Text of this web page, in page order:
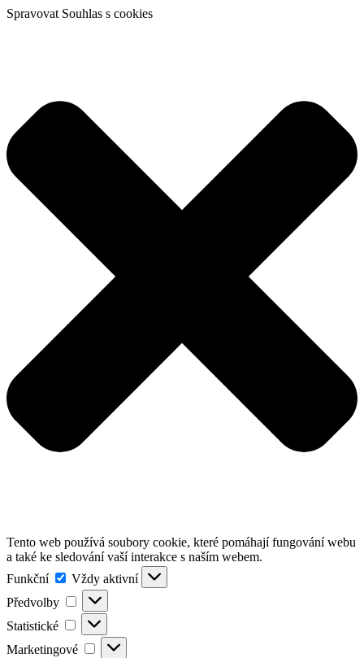
Spravovat Souhlas s cookies
Tento web používá soubory cookie, které pomáhají fungování webu
a také ke sledování vaší interakce s naším webem.
Funkční
Funkční
Vždy aktivní
Předvolby
Předvolby
Statistické
Statistické
Marketingové
Marketingové